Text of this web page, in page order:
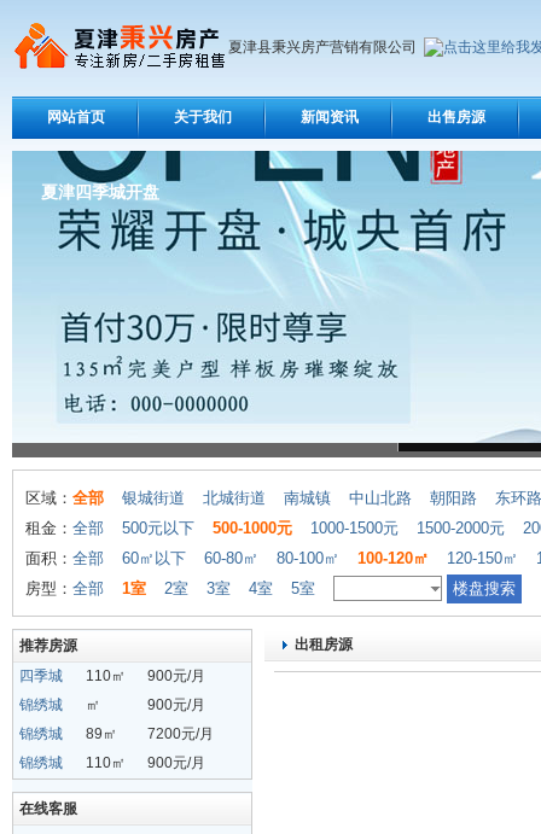
夏津县秉兴房产营销有限公司
网站首页 关于我们 新闻资讯 出售房源
夏津四季城开盘
区域： 全部 银城街道 北城街道 南城镇 中山北路 朝阳路
东环路
租金： 全部 500元以下 500-1000元 1000-1500元 1500-2000元
面积： 全部 60㎡以下 60-80㎡ 80-100㎡ 100-120㎡ 120-150㎡
房型： 全部 1室 2室 3室 4室 5室
推荐房源
四季城
110㎡
900元/月
锦绣城
㎡
900元/月
锦绣城
89㎡
7200元/月
锦绣城
110㎡ 900元/月
在线客服
出租房源